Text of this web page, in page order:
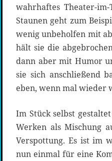
wahrhaftes Theater-
Staunen geht zum
wenig unbeholfen mit
hält sie die
dann aber mit Humor
sie sich anschließend
eben, wenn mal wieder
Im Stück selbst
Werken als Mischung
Verspottung. Es ist im
nun einmal für eine